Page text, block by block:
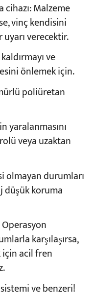
cihazı: Malzeme
vinç kendisini
verecektir.
ve
önlemek için.
poliüretan
yaralanmasını
veya uzaktan
olmayan durumları
düşük koruma
karşılaşırsa,
acil fren
ve benzeri!